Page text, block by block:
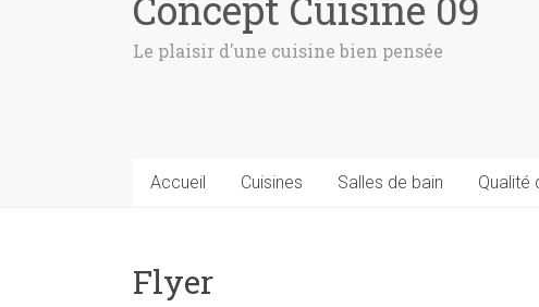
Le plaisir d'une cuisine bien pensée
Accueil Cuisines Salles de bain Qualité
Flyer